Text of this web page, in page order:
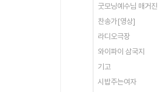
굿모닝예수님 매거진
찬송가[영상]
라디오극장
와이파이 삼국지
기고
시밥주는여자